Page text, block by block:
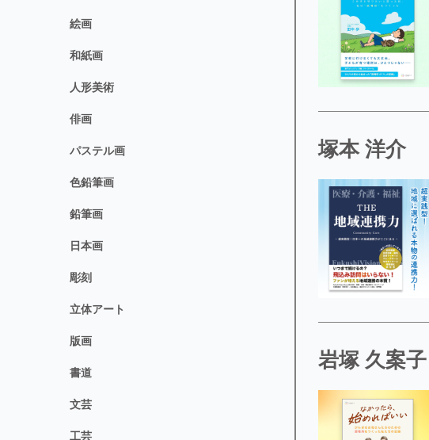
絵画
和紙画
人形美術
俳画
パステル画
色鉛筆画
鉛筆画
日本画
彫刻
立体アート
版画
書道
文芸
工芸
塚本 洋介
岩塚 久案子